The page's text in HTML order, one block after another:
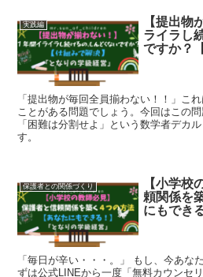
実践編
【提出物
ライラし
ですか？
「提出物が毎回全員揃わない！！」こ
ことがある問題でしょう。今回はこの
「困難は分割せよ」という数学者デカ
す。
保護者との関係づくり
【小学校
頼関係を
にもでき
「毎日が辛い・・・。」 もし、今あな
ずは公式LINEから一度「無料カウンセ